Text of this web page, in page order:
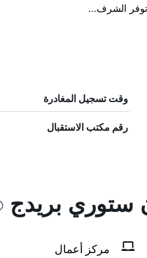
توفر الشرف...
وقت تسجيل المغادرة
رقم مكتب الاستقبال
ستوري بريدج
مركز أعمال